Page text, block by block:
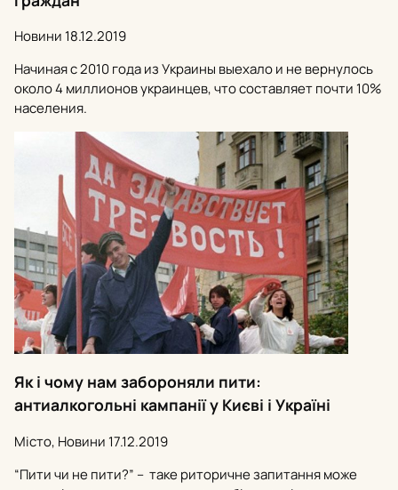
Новини 18.12.2019
Начиная с 2010 года из Украины выехало и не вернулось
около 4 миллионов украинцев, что составляет почти 10%
населения.
Як і чому нам забороняли пити:
антиалкогольні кампанії у Києві і Україні
Місто, Новини 17.12.2019
“Пити чи не пити?” – таке риторичне запитання може